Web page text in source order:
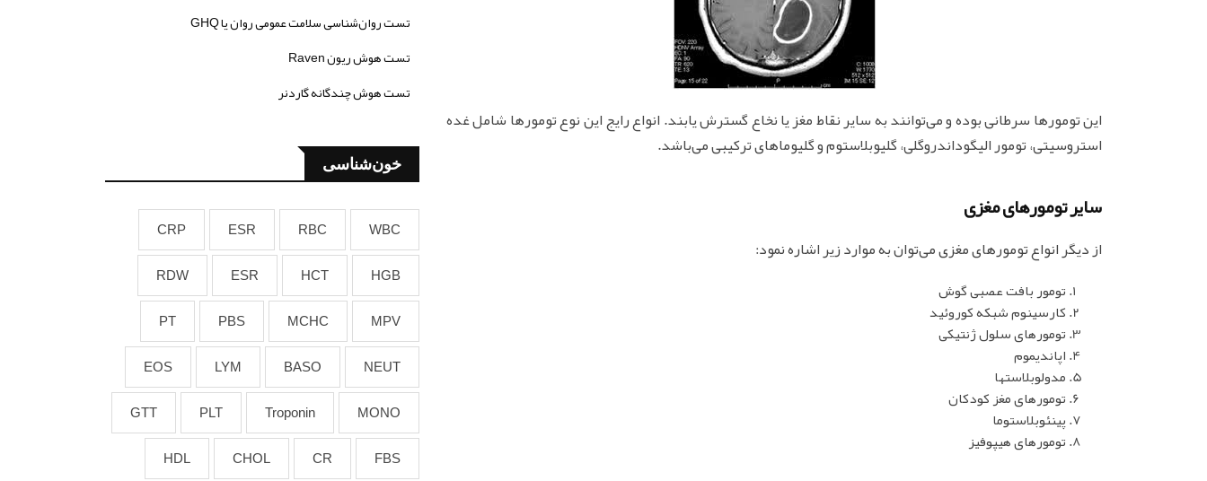
این تومورها سرطانی بوده و می‌توانند به سایر نقاط مغز یا نخاع گسترش یابند. انواع رایج این نوع تومورها شامل غده
استروسیتى، تومور الیگوداندروگلی، گلیوبلاستوم و گلیوماهای ترکیبی می‌باشد.
سایر تومورهای مغزی
از دیگر انواع تومورهای مغزی می‌توان به موارد زیر اشاره نمود:
تومور بافت عصبی گوش
کارسینوم شبکه کوروئید
تومورهای سلول ژنتیکی
اپاندیموم
مدولوبلاستها
تومورهای مغز کودکان
پینئوبلاستوما
تومورهای هیپوفیز
تست روان‌شناسی سلامت عمومی روان یا GHQ
تست هوش ریون Raven
تست هوش چندگانه گاردنر
خون‌شناسی
WBC
RBC
ESR
CRP
HGB
HCT
ESR
RDW
MPV
MCHC
PBS
PT
NEUT
BASO
LYM
EOS
MONO
Troponin
PLT
GTT
FBS
CR
CHOL
HDL